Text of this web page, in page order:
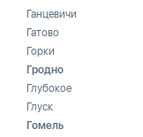
Ганцевичи
Гатово
Горки
Гродно
Глубокое
Глуск
Гомель